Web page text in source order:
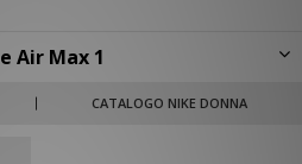
Air Max 1
CATALOGO NIKE DONNA
Parigi, le Air Max 1 di Tinker Hatfield
della struttura parigina con un'unità Air